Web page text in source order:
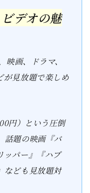
デオの魅
画、ドラマ、
が見放題で楽しめ
円）という圧倒
話題の映画『バ
ッパー』『ハプ
なども見放題対